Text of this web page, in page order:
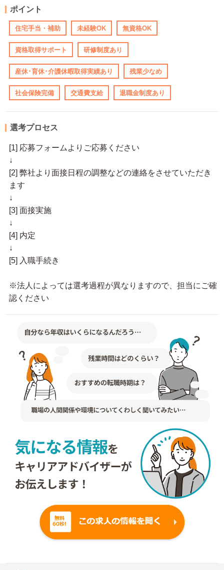
ポイント
住宅手当・補助 未経験OK 無資格OK
資格取得サポート 研修制度あり
産休･育休･介護休暇取得実績あり 残業少なめ
社会保険完備 交通費支給 退職金制度あり
選考プロセス
[1] 応募フォームよりご応募ください
↓
[2] 弊社より面接日程の調整などの連絡をさせていただき
ます
↓
[3] 面接実施
↓
[4] 内定
↓
[5] 入職手続き
※法人によっては選考過程が異なりますので、担当にご確
認ください